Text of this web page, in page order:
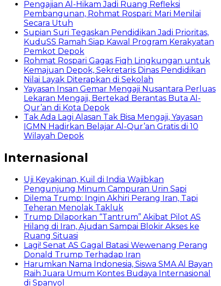
Pengajian Al-Hikam Jadi Ruang Refleksi
Pembangunan, Rohmat Rospari: Mari Menilai
Secara Utuh
Supian Suri Tegaskan Pendidikan Jadi Prioritas,
KuduSS Ramah Siap Kawal Program Kerakyatan
Pemkot Depok
Rohmat Rospari Gagas Fiqh Lingkungan untuk
Kemajuan Depok, Sekretaris Dinas Pendidikan
Nilai Layak Diterapkan di Sekolah
Yayasan Insan Gemar Mengaji Nusantara Perluas
Lekaran Mengaji, Bertekad Berantas Buta Al-
Qur’an di Kota Depok
Tak Ada Lagi Alasan Tak Bisa Mengaji, Yayasan
IGMN Hadirkan Belajar Al-Qur’an Gratis di 10
Wilayah Depok
Internasional
Uji Keyakinan, Kuil di India Wajibkan
Pengunjung Minum Campuran Urin Sapi
Dilema Trump: Ingin Akhiri Perang Iran, Tapi
Teheran Menolak Takluk
Trump Dilaporkan “Tantrum” Akibat Pilot AS
Hilang di Iran, Ajudan Sampai Blokir Akses ke
Ruang Situasi
Lagi! Senat AS Gagal Batasi Wewenang Perang
Donald Trump Terhadap Iran
Harumkan Nama Indonesia, Siswa SMA Al Bayan
Raih Juara Umum Kontes Budaya Internasional
di Spanyol